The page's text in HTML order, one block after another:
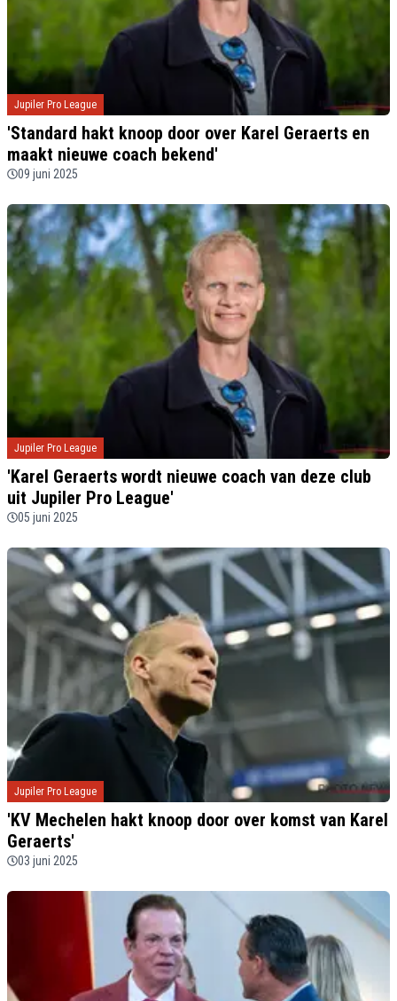
Jupiler Pro League
'Standard hakt knoop door over Karel Geraerts en
maakt nieuwe coach bekend'
09 juni 2025
Jupiler Pro League
'Karel Geraerts wordt nieuwe coach van deze club
uit Jupiler Pro League'
05 juni 2025
Jupiler Pro League
'KV Mechelen hakt knoop door over komst van Karel
Geraerts'
03 juni 2025